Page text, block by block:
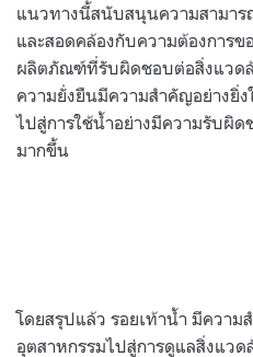
แนวทางนี้สนับสนุนความสามาร
และสอดคล้องกับความต้องการ
ผลิตภัณฑ์ที่รับผิดชอบต่อสิ่งแวด
ความยั่งยืนมีความสำคัญอย่างยิ่
ไปสู่การใช้น้ำอย่างมีความรับผิ
มากขึ้น
โดยสรุปแล้ว รอยเท้าน้ำ มีความ
อุตสาหกรรมไปสู่การดูแลสิ่งแว